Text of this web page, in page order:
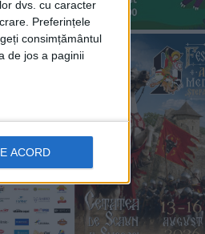
dvs. cu caracter
Preferințele
consimțământul
de jos a paginii
ACORD